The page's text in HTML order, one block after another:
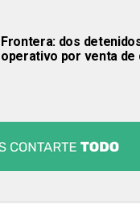
Frontera: dos
operativo por venta de